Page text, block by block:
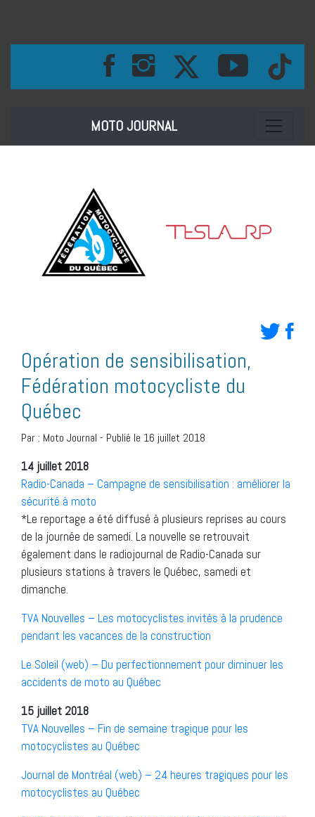
MOTO JOURNAL Toggle
Opération de sensibilisation,
Fédération motocycliste du
Québec
Par : Moto Journal - Publié le 16 juillet 2018
14 juillet 2018
Radio-Canada – Campagne de sensibilisation : améliorer la
sécurité à moto
*Le reportage a été diffusé à plusieurs reprises au cours
de la journée de samedi. La nouvelle se retrouvait
également dans le radiojournal de Radio-Canada sur
plusieurs stations à travers le Québec, samedi et
dimanche.
TVA Nouvelles – Les motocyclistes invités à la prudence
pendant les vacances de la construction
Le Soleil (web) – Du perfectionnement pour diminuer les
accidents de moto au Québec
15 juillet 2018
TVA Nouvelles – Fin de semaine tragique pour les
motocyclistes au Québec
Journal de Montréal (web) – 24 heures tragiques pour les
motocyclistes au Québec